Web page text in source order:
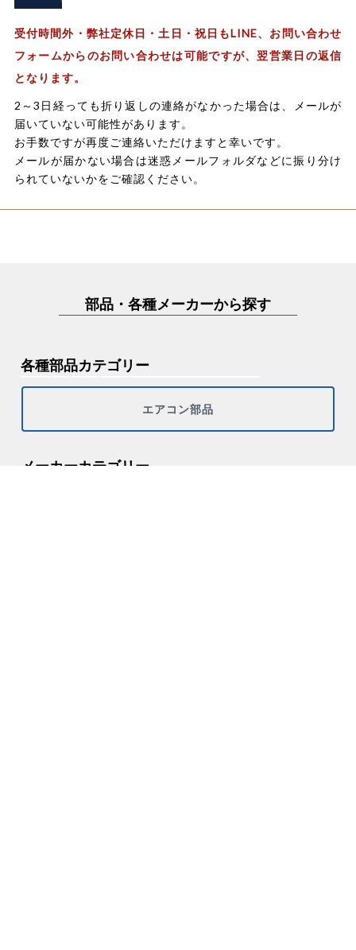
受付時間外・弊社定休日・土日・祝日もLINE、お問い合わせ
フォームからのお問い合わせは可能ですが、翌営業日の返信
となります。
2～3日経っても折り返しの連絡がなかった場合は、メールが
届いていない可能性があります。
お手数ですが再度ご連絡いただけますと幸いです。
メールが届かない場合は迷惑メールフォルダなどに振り分け
られていないかをご確認ください。
部品・各種メーカーから探す
各種部品カテゴリー
エアコン部品
メーカーカテゴリー